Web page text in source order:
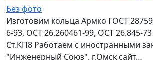
Без фото
Изготовим кольца Армко ГОСТ
6-93, ОСТ 26.260461-99, ОСТ 26.845-
Ст.КП8 Работаем с иностранными
"Инженерный Союз", г.Омск сайт…